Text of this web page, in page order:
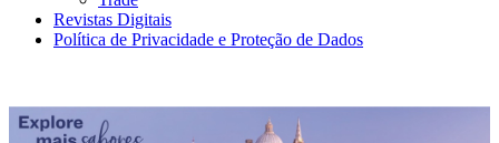
Revistas Digitais
Política de Privacidade e Proteção de Dados